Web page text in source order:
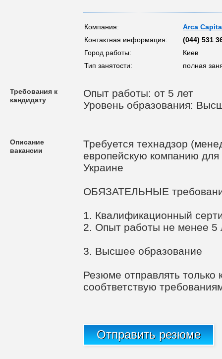
Компания:
Arca
Контактная информация:
(044) 531
Город работы:
Киев
Тип занятости:
полная
Требования к
кандидату
Опыт работы: от 5 лет
Уровень образования:
Описание
вакансии
Требуется технадзор
европейскую компанию для
Украине
ОБЯЗАТЕЛЬНЫЕ
1. Квалификационный
2. Опыт работы не менее 5
3. Высшее образование
Резюме отправлять только
сообтветствую
Отправить резюме